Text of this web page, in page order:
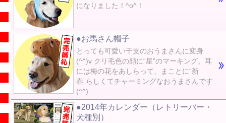
になりました！^o^！
●お馬さん帽子
とっても可愛い干支のおうまさんに変身
(^^)v クリ毛色の顔に“星”のマーキング、耳
には梅の花をあしらって、まことに“新
春”らしくてチャーミングなおうまさんです
(^^)
●2014年カレンダー（レトリーバー・
犬種別）